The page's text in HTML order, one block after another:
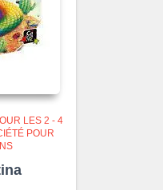
LES 2 - 4
POUR